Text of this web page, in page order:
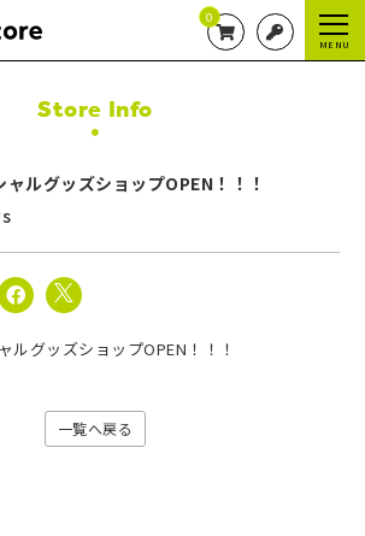
0
MENU
Store Info
ルグッズショップOPEN！！！
ルグッズショップOPEN！！！
一覧へ戻る